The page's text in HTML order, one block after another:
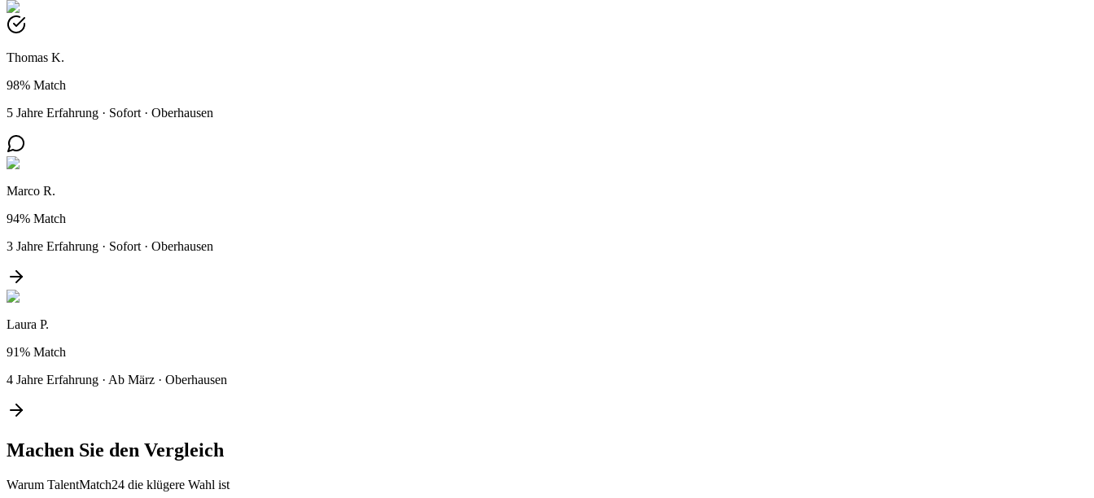
Thomas K.
98% Match
5 Jahre Erfahrung · Sofort · Oberhausen
Marco R.
94% Match
3 Jahre Erfahrung · Sofort · Oberhausen
Laura P.
91% Match
4 Jahre Erfahrung · Ab März · Oberhausen
Machen Sie den Vergleich
Warum TalentMatch24 die klügere Wahl ist